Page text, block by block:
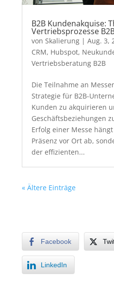
B2B Kundenakquise:
Vertriebsprozesse
von Skalierung| Aug. 3,
CRM, Hubspot,
Vertriebsberatung B2B
Die Teilnahme an
Strategie für B2B-
Kunden zu akquirieren
Geschäftsbeziehungen
Erfolg einer Messe
Präsenz vor Ort ab,
der effizienten...
« Ältere Einträge
Facebook
LinkedIn